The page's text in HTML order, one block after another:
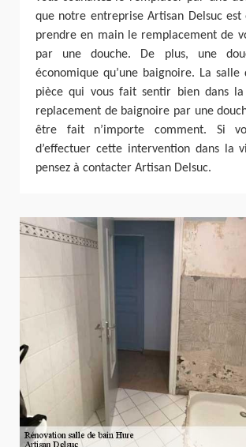
que notre entreprise Artisan Delsuc est
prendre en main le remplacement de
par une douche. De plus, une
économique qu’une baignoire. La
pièce qui vous fait sentir bien dans
replacement de baignoire par une
être fait n’importe comment. Si
d’effectuer cette intervention dans la
pensez à contacter Artisan Delsuc.